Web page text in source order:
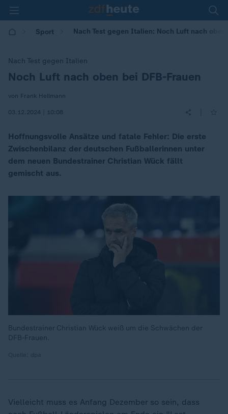
Sport Nach Test gegen Italien: Noch Luft nach oben
Nach Test gegen Italien
:Noch Luft nach oben bei DFB-Frauen
von Frank Hellmann
03.12.2024 | 10:08
Hoffnungsvolle Ansätze und fatale Fehler: Die erste
Zwischenbilanz der deutschen Fußballerinnen unter
dem neuen Bundestrainer Christian Wück fällt
gemischt aus.
Bundestrainer Christian Wück weiß um die Schwächen der
DFB-Frauen.
Vielleicht muss es Anfang Dezember so sein, dass